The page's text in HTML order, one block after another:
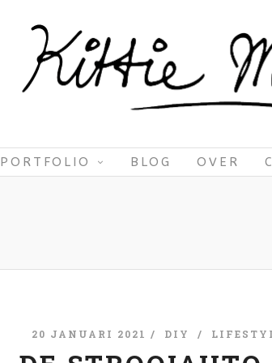
PORTFOLIO BLOG OVER
20 JANUARI 2021 / DIY /